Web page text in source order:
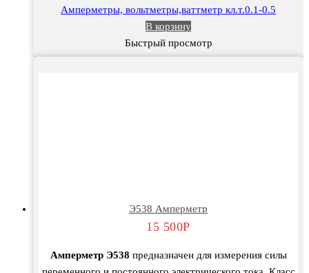
Амперметры, вольтметры,ваттметр кл.т.0.1-0.5
В корзину
Быстрый просмотр
Э538 Амперметр
15 500Р
Амперметр Э538 предназначен для измерения силы